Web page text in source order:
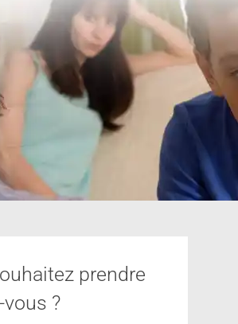
prendre
vous ?